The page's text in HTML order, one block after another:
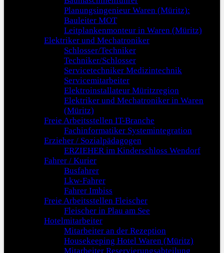
Planungsingenieur Waren (Müritz):
Bauleiter MOT
Leitplankenmonteur in Waren (Müritz)
Elektriker und Mechatroniker
Schlosser/Techniker
Techniker/Schlosser
Servicetechniker Medizintechnik
Servicemitarbeiter
Elektroinstallateur Müritzregion
Elektriker und Mechatroniker in Waren
(Müritz)
Freie Arbeitsstellen IT-Branche
Fachinformatiker Systemintegration
Erzieher / Sozialpädagogen
ERZIEHER im Kinderschloss Wendorf
Fahrer / Kurier
Busfahrer
Lkw-Fahrer
Fahrer Imbiss
Freie Arbeitsstellen Fleischer
Fleischer in Plau am See
Hotelmitarbeiter
Mitarbeiter an der Rezeption
Housekeeping Hotel Waren (Müritz)
Mitarbeiter Reservierungsabteilung